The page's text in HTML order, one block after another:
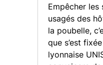
Empêcher les
usagés des
la poubelle,
que s’est
lyonnaise